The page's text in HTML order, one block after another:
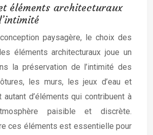
éléments architecturaux
paysagère, le choix des
éléments architecturaux joue un
la préservation de l’intimité des
les murs, les jeux d’eau et
autant d’éléments qui contribuent à
paisible et discrète.
ces éléments est essentielle pour